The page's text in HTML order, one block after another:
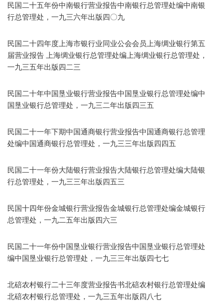
民国二十五年份中南银行营业报告中南银行总管理处编中南银
行总管理处，一九三六年出版四〇九
民国二十四年度上海市银行业同业公会会员上海绸业银行第五
届营业报告 上海绸业银行总管理处编上海绸业银行总管理处，
一九三五年出版四二三
民国二十年中国垦业银行营业报告中国垦业银行总管理处编中
国垦业银行总管理处，一九三二年出版四三五
民国二十一年下期中国通商银行营业报告中国通商银行总管理
处编中国通商银行总管理处，一九三三年出版四四五
民国二十一年份大陆银行营业报告大陆银行总管理处编大陆银
行总管理处，一九三三年出版四五三
民国十四年份金城银行营业报告金城银行总管理处编金城银行
总管理处，一九二五年出版四六三
民国二十一年份中国垦业银行营业报告中国垦业银行总管理处
编中国垦业银行总管理处，一九三三年出版四七七
北碚农村银行二十三年度营业报告书北碚农村银行总管理处编
北碚农村银行总管理处，一九三五年出版四八七